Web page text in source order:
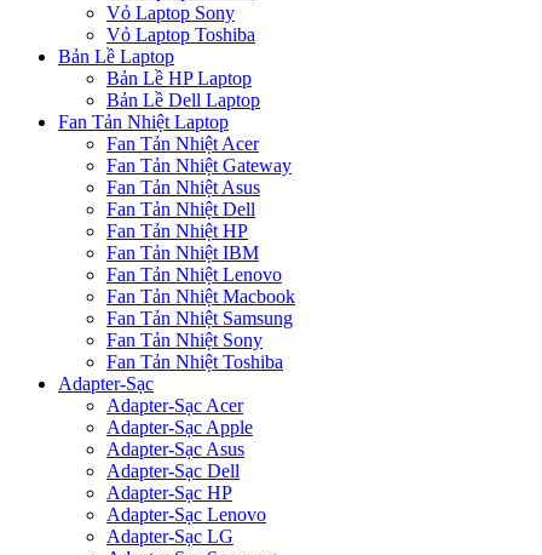
Vỏ Laptop Sony
Vỏ Laptop Toshiba
Bản Lề Laptop
Bản Lề HP Laptop
Bản Lề Dell Laptop
Fan Tản Nhiệt Laptop
Fan Tản Nhiệt Acer
Fan Tản Nhiệt Gateway
Fan Tản Nhiệt Asus
Fan Tản Nhiệt Dell
Fan Tản Nhiệt HP
Fan Tản Nhiệt IBM
Fan Tản Nhiệt Lenovo
Fan Tản Nhiệt Macbook
Fan Tản Nhiệt Samsung
Fan Tản Nhiệt Sony
Fan Tản Nhiệt Toshiba
Adapter-Sạc
Adapter-Sạc Acer
Adapter-Sạc Apple
Adapter-Sạc Asus
Adapter-Sạc Dell
Adapter-Sạc HP
Adapter-Sạc Lenovo
Adapter-Sạc LG